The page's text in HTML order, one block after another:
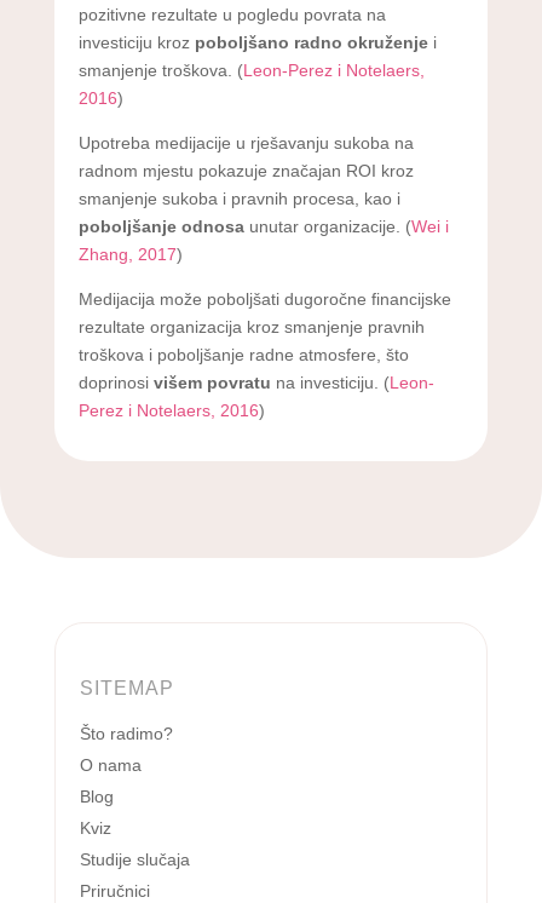
pozitivne rezultate u pogledu povrata na
investiciju kroz poboljšano radno okruženjei
smanjenje troškova. (Leon-Perez i Notelaers,
2016)
Upotreba medijacije u rješavanju sukoba na
radnom mjestu pokazuje značajan ROI kroz
smanjenje sukoba i pravnih procesa, kao i
poboljšanje odnosaunutar organizacije. (Wei i
Zhang, 2017)
Medijacija može poboljšati dugoročne financijske
rezultate organizacija kroz smanjenje pravnih
troškova i poboljšanje radne atmosfere, što
doprinosi višem povratu na investiciju. (Leon-
Perez i Notelaers, 2016)
SITEMAP
Što radimo?
O nama
Blog
Kviz
Studije slučaja
Priručnici